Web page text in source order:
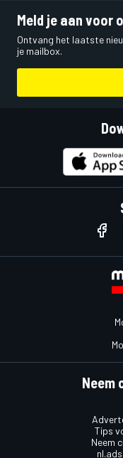
Meld je aan voor
Ontvang het laatste
je mailbox.
Neem
Tips
Neem